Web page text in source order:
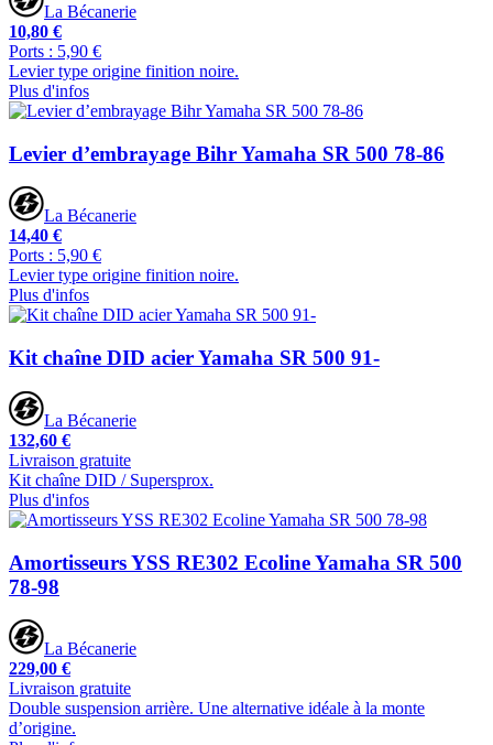
La Bécanerie
10,80 €
Ports : 5,90 €
Levier type origine finition noire.
Plus d'infos
Levier d’embrayage Bihr Yamaha SR 500 78-86
La Bécanerie
14,40 €
Ports : 5,90 €
Levier type origine finition noire.
Plus d'infos
Kit chaîne DID acier Yamaha SR 500 91-
La Bécanerie
132,60 €
Livraison gratuite
Kit chaîne DID / Supersprox.
Plus d'infos
Amortisseurs YSS RE302 Ecoline Yamaha SR 500
78-98
La Bécanerie
229,00 €
Livraison gratuite
Double suspension arrière. Une alternative idéale à la monte
d’origine.